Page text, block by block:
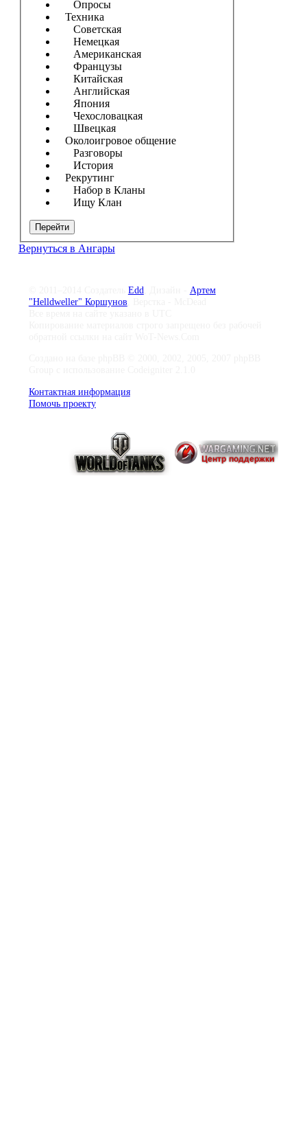
Опросы
Техника
Советская
Немецкая
Американская
Французы
Китайская
Английская
Япония
Чехословацкая
Швецкая
Околоигровое общение
Разговоры
История
Рекрутинг
Набор в Кланы
Ищу Клан
Перейти
Вернуться в Ангары
Edd
Артем
"Helldweller" Коршунов
Контактная информация
Помочь проекту